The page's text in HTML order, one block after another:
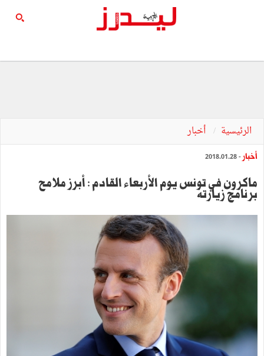
الرئيسية أخبار
أخبار - 2018.01.28
ماكرون في تونس يوم الأربعاء القادم : أبرز ملامح
برنامج زيارته